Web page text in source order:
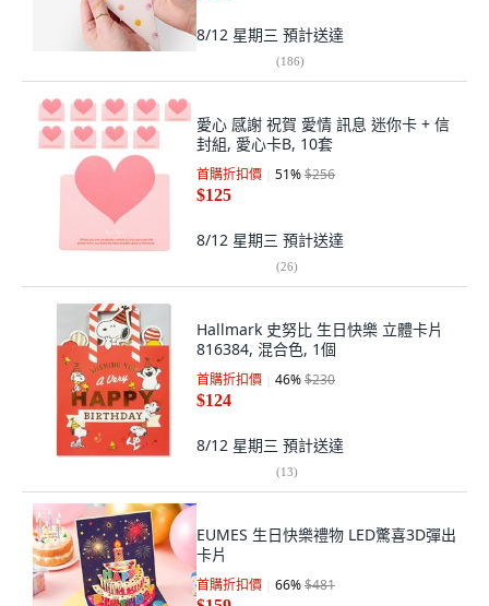
8/12 星期三 預計送達
(186)
愛心 感謝 祝賀 愛情 訊息 迷你卡 + 信
封組, 愛心卡B, 10套
首購折扣價 51%$256
$125
8/12 星期三 預計送達
(26)
Hallmark 史努比 生日快樂 立體卡片
816384, 混合色, 1個
首購折扣價 46%$230
$124
8/12 星期三 預計送達
(13)
EUMES 生日快樂禮物 LED驚喜3D彈出
卡片
首購折扣價 66%$481